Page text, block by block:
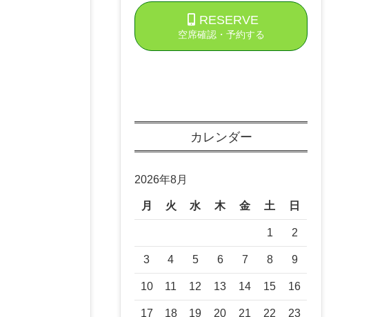
RESERVE
空席確認・予約する
カレンダー
2026年8月
月 火 水 木 金 土 日
1 2
3 4 5 6 7 8 9
10 11 12 13 14 15 16
17 18 19 20 21 22 23